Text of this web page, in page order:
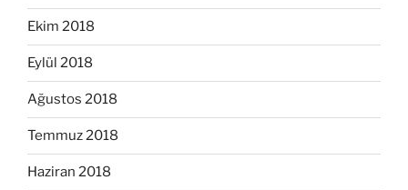
Ekim 2018
Eylül 2018
Ağustos 2018
Temmuz 2018
Haziran 2018